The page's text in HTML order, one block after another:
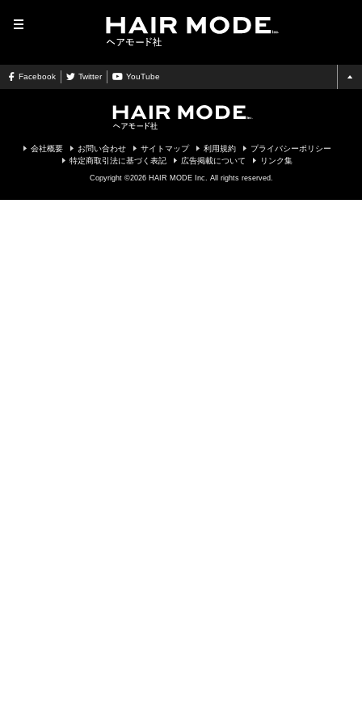
Facebook Twitter YouTube
会社概要 お問い合わせ サイトマップ 利用規約
プライバシーポリシー
特定商取引法に基づく表記
広告掲載について リンク集
Copyright ©2026 HAIR MODE Inc. All rights reserved.